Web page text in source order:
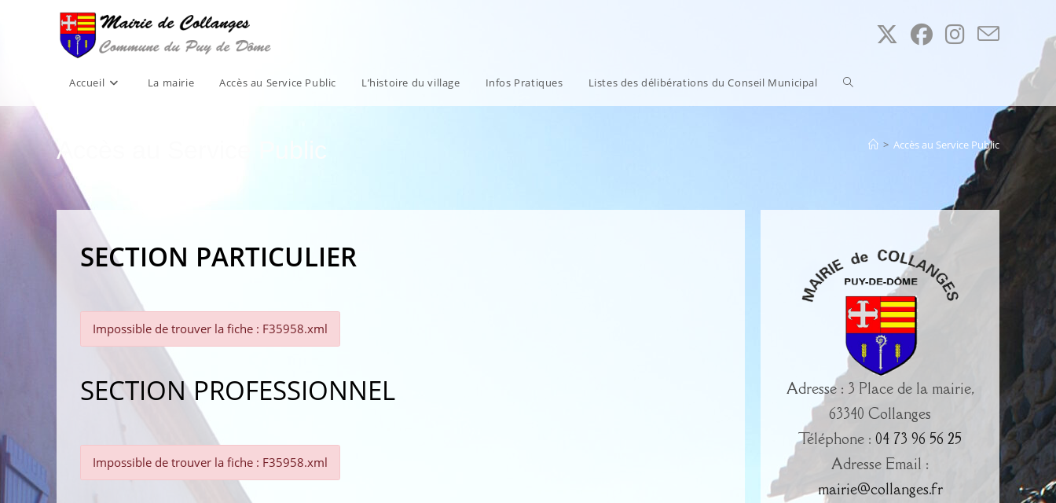
Accueil La mairie Accès au Service Public L’histoire du village Infos Pratiques Listes des délibérations du Conseil Municipal Toggle
Accès au Service Public > Accès au Service Public
SECTION PARTICULIER
Impossible de trouver la fiche : F35958.xml
SECTION PROFESSIONNEL
Impossible de trouver la fiche : F35958.xml
Adresse : 3 Place de la mairie,
63340 Collanges
Téléphone : 04 73 96 56 25
Adresse Email :
mairie@collanges.fr